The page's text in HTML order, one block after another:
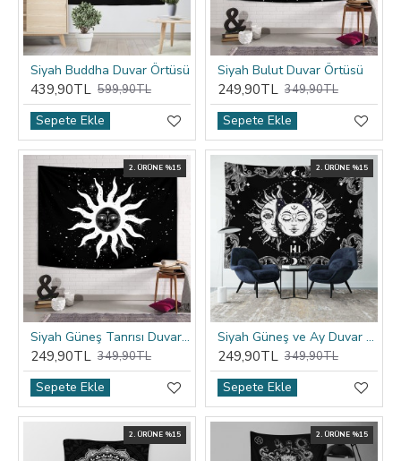
Siyah Buddha Duvar Örtüsü
439,90TL 599,90TL
Sepete Ekle
Siyah Bulut Duvar Örtüsü
249,90TL 349,90TL
Sepete Ekle
2. ÜRÜNE %15
Siyah Güneş Tanrısı Duvar Örtüsü
249,90TL 349,90TL
Sepete Ekle
2. ÜRÜNE %15
Siyah Güneş ve Ay Duvar Örtüsü
249,90TL 349,90TL
Sepete Ekle
2. ÜRÜNE %15 2. ÜRÜNE %15